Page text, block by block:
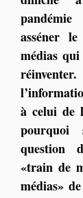
asséner
médias
à celui de
question
«train de
médias»